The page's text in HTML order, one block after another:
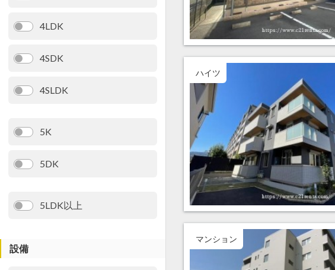
4LDK
4SDK
4SLDK
5K
5DK
5LDK以上
設備
ハイツ
マンション